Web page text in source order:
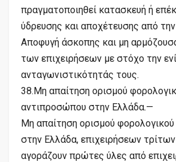
πραγματοποιηθεί κατασκευή ή
ύδρευσης και αποχέτευσης από
Αποφυγή άσκοπης και μη
των επιχειρήσεων με στόχο την
ανταγωνιστικότητάς τους.
38.Μη απαίτηση ορισμού
αντιπροσώπου στην Ελλάδα.—
Μη απαίτηση ορισμού
στην Ελλάδα, επιχειρήσεων
αγοράζουν πρώτες ύλες από